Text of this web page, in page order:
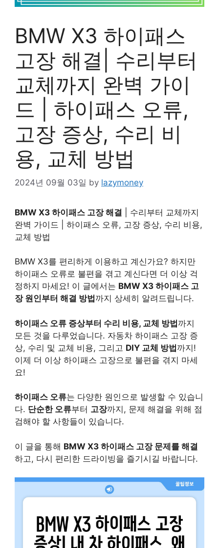
BMW X3 하이패스
고장 해결| 수리부터
교체까지 완벽 가이
드 | 하이패스 오류,
고장 증상, 수리 비
용, 교체 방법
2024년 09월 03일 by lazymoney
BMW X3 하이패스 고장 해결 | 수리부터 교체까지
완벽 가이드 | 하이패스 오류, 고장 증상, 수리 비용,
교체 방법
BMW X3를 편리하게 이용하고 계신가요? 하지만
하이패스 오류로 불편을 겪고 계신다면 더 이상 걱
정하지 마세요! 이 글에서는 BMW X3 하이패스 고
장 원인부터 해결 방법 까지 상세히 알려드립니다.
하이패스 오류 증상부터 수리 비용, 교체 방법까지
모든 것을 다루었습니다. 자동차 하이패스 고장 증
상, 수리 및 교체 비용, 그리고 DIY 교체 방법까지!
이제 더 이상 하이패스 고장으로 불편을 겪지 마세
요!
하이패스 오류는 다양한 원인으로 발생할 수 있습니
다. 단순한 오류부터 고장까지, 문제 해결을 위해 점
검해야 할 사항들이 있습니다.
이 글을 통해 BMW X3 하이패스 고장 문제를 해결
하고, 다시 편리한 드라이빙을 즐기시길 바랍니다.